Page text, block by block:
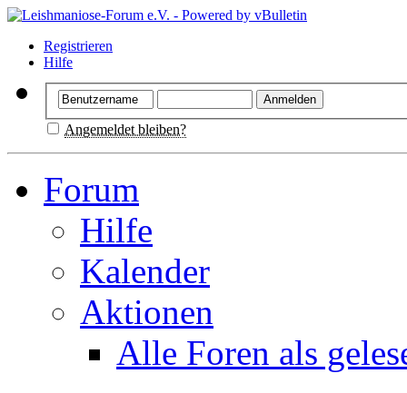
Registrieren
Hilfe
Angemeldet bleiben?
Forum
Hilfe
Kalender
Aktionen
Alle Foren als